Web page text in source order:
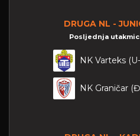
DRUGA NL -
Posljednja
NK Varteks
NK Graničar